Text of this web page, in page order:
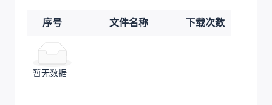
序号 文件名称 下载次数
暂无数据